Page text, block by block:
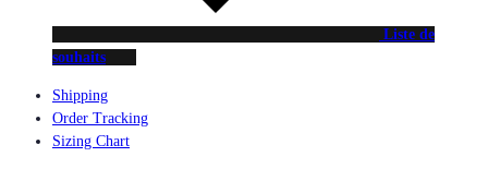
Liste de
souhaits
Shipping
Order Tracking
Sizing Chart